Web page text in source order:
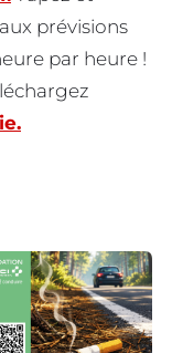
prévisions
par heure !